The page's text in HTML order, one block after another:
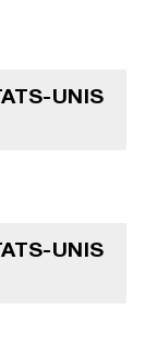
UNIS
UNIS